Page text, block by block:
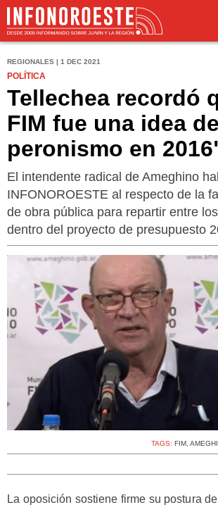
REGIONALES | 1 DEC 2021
POLÍTICA
Tellechea recordó
FIM fue una idea
peronismo en
El intendente radical de Ameghino
INFONOROESTE al respecto de la
de obra pública para repartir entre
dentro del proyecto de presupuesto
TAGS: FIM,
La oposición sostiene firme su postura